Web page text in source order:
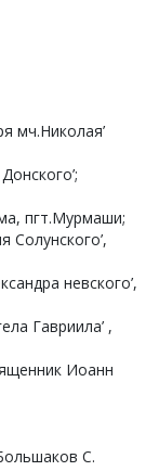
мч.Николая’
пгт.Мурмаши;
Солунского’,
невского’,
Гавриила’ ,
Иоанн
С.